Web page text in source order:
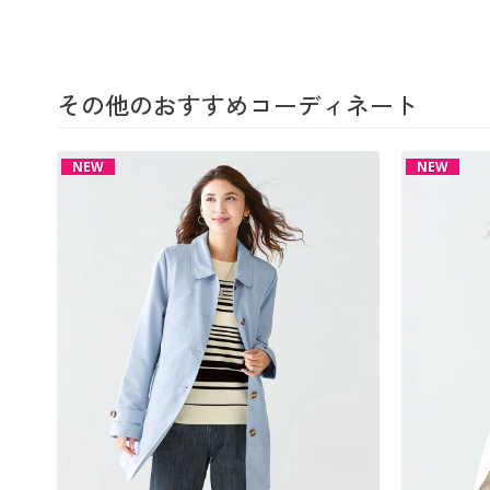
その他のおすすめコーディネート
NEW NEW